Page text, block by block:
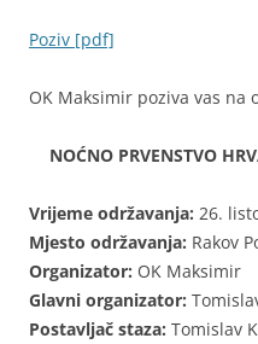
Poziv [pdf]
OK Maksimir poziva vas na
NOĆNO PRVENSTVO
Vrijeme održavanja: 26.
Mjesto održavanja: Rakov
Organizator: OK Maksimir
Glavni organizator:
Postavljač staza: Tomislav